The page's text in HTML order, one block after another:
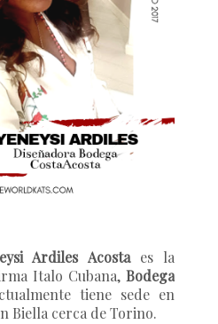
Ardiles Acostaes la
Italo Cubana, Bodega
tiene sede en
Biella cerca de Torino.